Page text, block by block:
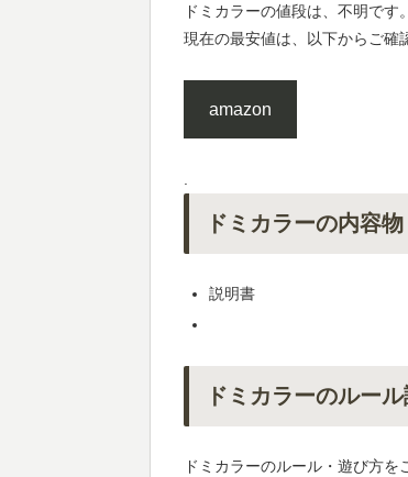
ドミカラーの値段は、不明です。
現在の最安値は、以下からご確
amazon
.
ドミカラーの内容物
説明書
ドミカラーのルール
ドミカラーのルール・遊び方を